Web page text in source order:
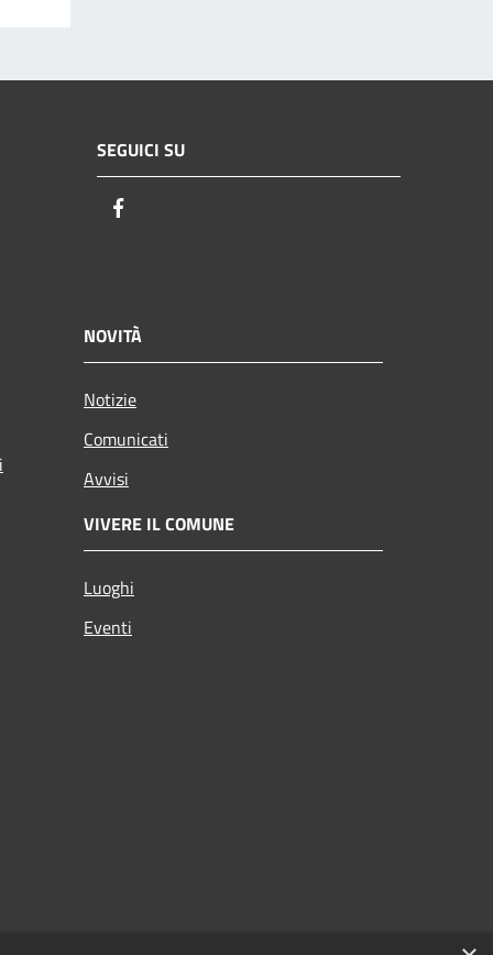
SEGUICI SU
NOVITÀ
Notizie
Comunicati
Avvisi
VIVERE IL COMUNE
Luoghi
Eventi